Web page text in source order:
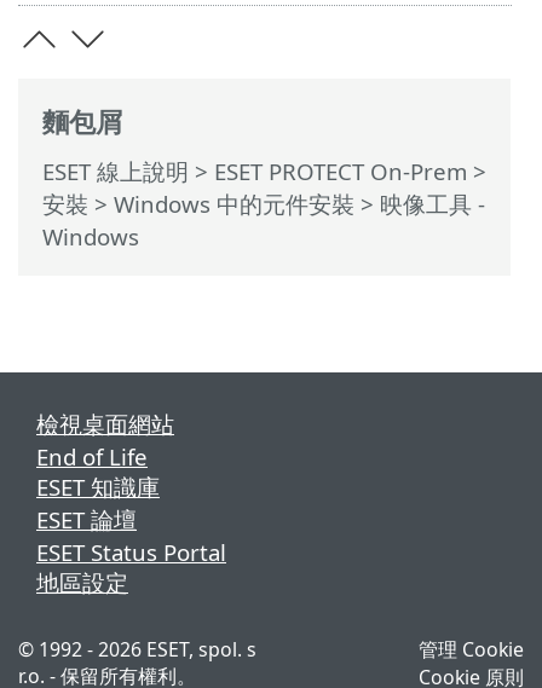
麵包屑
ESET 線上說明 > ESET PROTECT On-Prem >
安裝 > Windows 中的元件安裝 > 映像工具 -
Windows
檢視桌面網站
End of Life
ESET 知識庫
ESET 論壇
ESET Status Portal
地區設定
© 1992 - 2026 ESET, spol. s
r.o. - 保留所有權利。
管理 Cookie
Cookie 原則